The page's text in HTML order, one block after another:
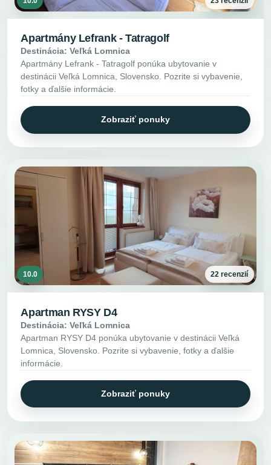
Apartmány Lefrank - Tatragolf
Destinácia: Veľká Lomnica
Apartmány Lefrank - Tatragolf ponúka ubytovanie v
destinácii Veľká Lomnica, Slovensko. Pozrite si vybavenie,
fotky a ďalšie informácie.
Zobraziť ponuky
10.0 22 recenzií
Apartman RYSY D4
Destinácia: Veľká Lomnica
Apartman RYSY D4 ponúka ubytovanie v destinácii Veľká
Lomnica, Slovensko. Pozrite si vybavenie, fotky a ďalšie
informácie.
Zobraziť ponuky